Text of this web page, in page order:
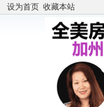
设为首页 收藏本站